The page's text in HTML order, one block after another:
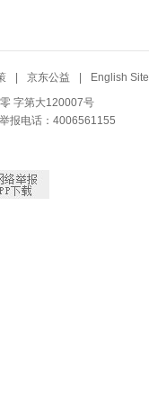
京东公益 English Site
字第大120007号
报电话：4006561155